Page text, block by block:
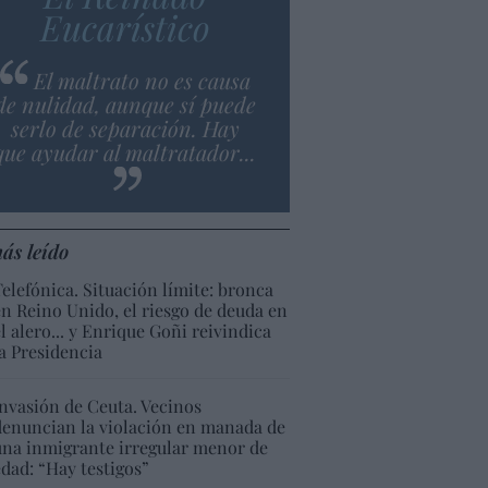
Eucarístico
El maltrato no es causa
nulidad, aunque sí puede
serlo de separación. Hay
ayudar al maltratador...
leído
Situación límite: bronca
Reino Unido, el riesgo de deuda en
alero... y Enrique Goñi reivindica
Presidencia
de Ceuta. Vecinos
la violación en manada de
inmigrante irregular menor de
“Hay testigos”